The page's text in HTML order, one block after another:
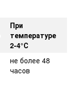
При
температуре
2-4°С
не более 48
часов